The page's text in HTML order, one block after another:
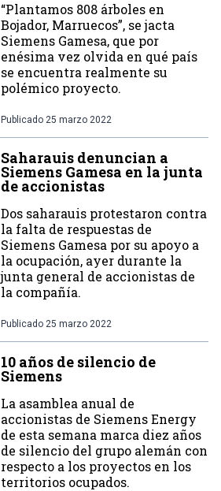
“Plantamos 808 árboles en
Bojador, Marruecos”, se jacta
Siemens Gamesa, que por
enésima vez olvida en qué país
se encuentra realmente su
polémico proyecto.
Publicado 25 marzo 2022
Saharauis denuncian a
Siemens Gamesa en la junta
de accionistas
Dos saharauis protestaron contra
la falta de respuestas de
Siemens Gamesa por su apoyo a
la ocupación, ayer durante la
junta general de accionistas de
la compañía.
Publicado 25 marzo 2022
10 años de silencio de
Siemens
La asamblea anual de
accionistas de Siemens Energy
de esta semana marca diez años
de silencio del grupo alemán con
respecto a los proyectos en los
territorios ocupados.